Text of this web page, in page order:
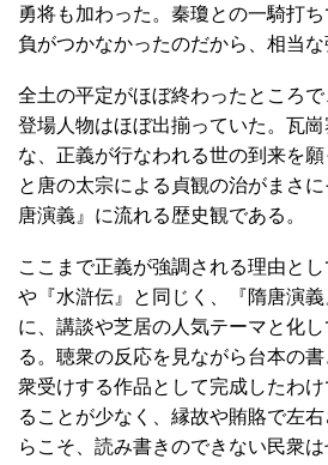
勇将も加わった。秦瓊との一騎打
負がつかなかったのだから、相当な
全土の平定がほぼ終わったところ
登場人物はほぼ出揃っていた。瓦
な、正義が行なわれる世の到来を
と唐の太宗による貞観の治がまさ
唐演義』に流れる歴史観である。
ここまで正義が強調される理由とし
や『水滸伝』と同じく、『隋唐演
に、講談や芝居の人気テーマと化
る。聴衆の反応を見ながら台本の
衆受けする作品として完成したわ
ることが少なく、縁故や賄賂で左
らこそ、読み書きのできない民衆